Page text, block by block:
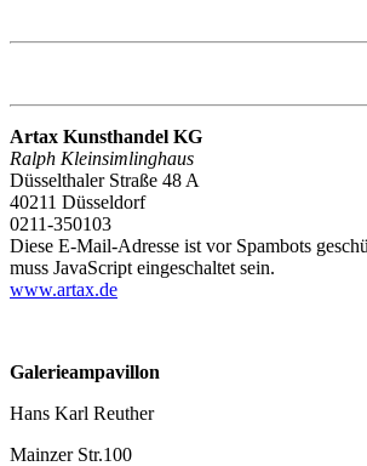
Artax Kunsthandel KG
Ralph Kleinsimlinghaus
Düsselthaler Straße 48 A
40211 Düsseldorf
0211-350103
Diese E-Mail-Adresse ist vor Spambots
muss JavaScript eingeschaltet sein.
www.artax.de
Galerieampavillon
Hans Karl Reuther
Mainzer Str.100